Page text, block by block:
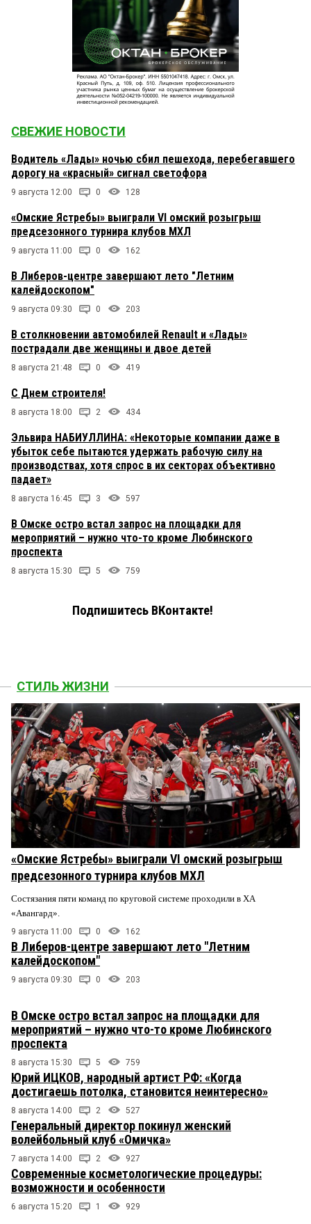
СВЕЖИЕ НОВОСТИ
Водитель «Лады» ночью сбил пешехода, перебегавшего
дорогу на «красный» сигнал светофора
9 августа 12:00 0 128
«Омские Ястребы» выиграли VI омский розыгрыш
предсезонного турнира клубов МХЛ
9 августа 11:00 0 162
В Либеров-центре завершают лето "Летним
калейдоскопом"
9 августа 09:30 0 203
В столкновении автомобилей Renault и «Лады»
пострадали две женщины и двое детей
8 августа 21:48 0 419
С Днем строителя!
8 августа 18:00 2 434
Эльвира НАБИУЛЛИНА: «Некоторые компании даже в
убыток себе пытаются удержать рабочую силу на
производствах, хотя спрос в их секторах объективно
падает»
8 августа 16:45 3 597
В Омске остро встал запрос на площадки для
мероприятий – нужно что-то кроме Любинского
проспекта
8 августа 15:30 5 759
Подпишитесь ВКонтакте!
СТИЛЬ ЖИЗНИ
«Омские Ястребы» выиграли VI омский розыгрыш
предсезонного турнира клубов МХЛ
Состязания пяти команд по круговой системе проходили в ХА
«Авангард».
9 августа 11:00 0 162
В Либеров-центре завершают лето "Летним
калейдоскопом"
9 августа 09:30 0 203
В Омске остро встал запрос на площадки для
мероприятий – нужно что-то кроме Любинского
проспекта
8 августа 15:30 5 759
Юрий ИЦКОВ, народный артист РФ: «Когда
достигаешь потолка, становится неинтересно»
8 августа 14:00 2 527
Генеральный директор покинул женский
волейбольный клуб «Омичка»
7 августа 14:00 2 927
Современные косметологические процедуры:
возможности и особенности
6 августа 15:20 1 929